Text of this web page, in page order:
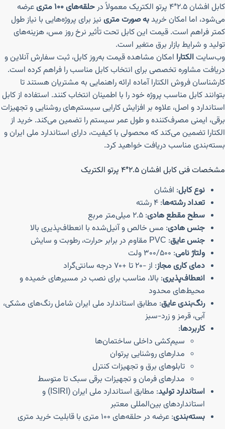
کابل افشان ۲.۵*۴ پرتو الکتریک معمولاً در
حلقه‌های ۱۰۰ متری
عرضه
می‌شود، اما امکان خریدبه صورت متری نیز برای پروژه‌هایی با نیاز طول
کمتر فراهم است. قیمت این کابل تحت تأثیر نرخ روز مس، هزینه‌های
تولید و شرایط بازار برق متغیر است.
وب‌سایتالکتارا امکان مشاهده قیمت به‌روز کابل، ثبت سفارش آنلاین و
دریافت مشاوره تخصصی برای انتخاب کابل مناسب را فراهم کرده است.
کارشناسان فروش الکتارا آماده ارائه راهنمایی به مشتریان هستند تا
بتوانند کابل مناسب پروژه خود را با اطمینان انتخاب کنند. استفاده از کابل
استاندارد و اصل، علاوه بر افزایش کارایی سیستم‌های روشنایی و تجهیزات
برقی، ایمنی مصرف‌کننده و طول عمر سیستم را تضمین می‌کند. خرید از
الکتارا تضمین می‌کند که محصولی با کیفیت، دارای استاندارد ملی ایران و
بسته‌بندی مناسب دریافت خواهید کرد.
مشخصات فنی کابل افشان ۲.۵*۴ پرتو الکتریک
نوع کابل: افشان
تعداد رشته‌ها: ۴ رشته
سطح مقطع هادی: ۲.۵ میلی‌متر مربع
جنس هادی: مس خالص و آنیل‌شده با انعطاف‌پذیری بالا
جنس عایق: PVC مقاوم در برابر حرارت، رطوبت و سایش
ولتاژ نامی: ۳۰۰/۵۰۰ ولت
دمای کاری مجاز: از -۲۰ تا +۷۰ درجه سانتی‌گراد
انعطاف‌پذیری: بالا، مناسب برای نصب در مسیرهای خمیده و
محیط‌های محدود
رنگ‌بندی عایق: مطابق استاندارد ملی ایران شامل رنگ‌های مشکی،
آبی، قرمز و زرد-سبز
کاربردها:
سیم‌کشی داخلی ساختمان‌ها
مدارهای روشنایی پرتوان
تابلوهای برق و تجهیزات کنترل
مدارهای فرمان و تجهیزات برقی سبک تا متوسط
استاندارد تولید
: مطابق استاندارد ملی ایران (ISIRI) و
استانداردهای بین‌المللی معتبر
بسته‌بندی: عرضه در حلقه‌های ۱۰۰ متری با قابلیت خرید متری